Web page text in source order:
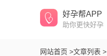
好孕帮APP
助你更快好孕
网站首页 >文章列表 >